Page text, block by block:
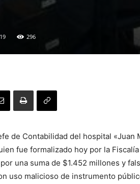
296
de Contabilidad del hospital «Juan
fue formalizado hoy por la
una suma de $1.452 millones y
uso malicioso de instrumento